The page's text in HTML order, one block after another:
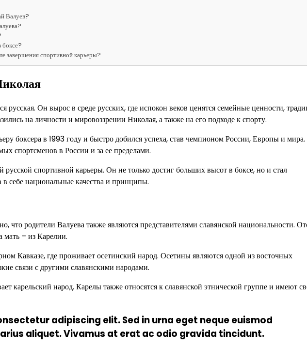
Валуев?
боксе?
завершения спортивной карьеры?
русская. Он вырос в среде русских, где испокон веков ценятся семейные ценности,
на личности и мировоззрении Николая, а также на его подходе к спорту.
боксера в 1993 году и быстро добился успеха, став чемпионом России, Европы и
спортсменов в России и за ее пределами.
спортивной карьеры. Он не только достиг больших высот в боксе, но и стал
себе национальные качества и принципы.
что родители Валуева также являются представителями славянской национальности.
мать – из Карелии.
Кавказе, где проживает осетинский народ. Осетины являются одной из восточных
связи с другими славянскими народами.
карельский народ. Карелы также относятся к славянской этнической группе и имеют
adipiscing elit. Sed in urna eget neque euismod
aliquet. Vivamus at erat ac odio gravida tincidunt.